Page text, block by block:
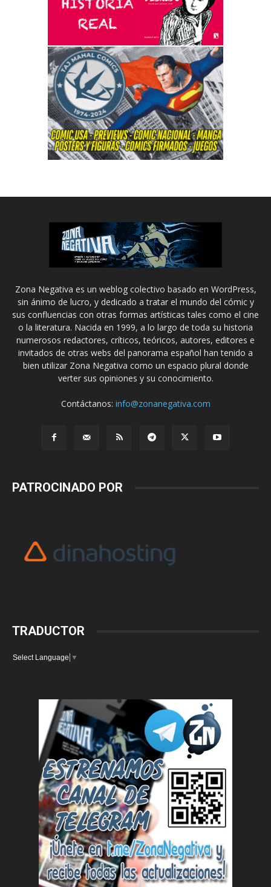
Zona Negativa es un weblog colectivo basado en WordPress,
sin ánimo de lucro, y dedicado a tratar el mundo del cómic y
sus confluencias con otras formas artísticas tales como el cine
o la literatura. Nacida en 1999, a lo largo de toda su historia
numerosos redactores, críticos, teóricos, autores, editores e
invitados de otras webs del panorama español han tenido a
bien utilizar Zona Negativa como un espacio plural donde
verter sus opiniones y su conocimiento.
Contáctanos: info@zonanegativa.com
PATROCINADO POR
TRADUCTOR
Select Language ▼